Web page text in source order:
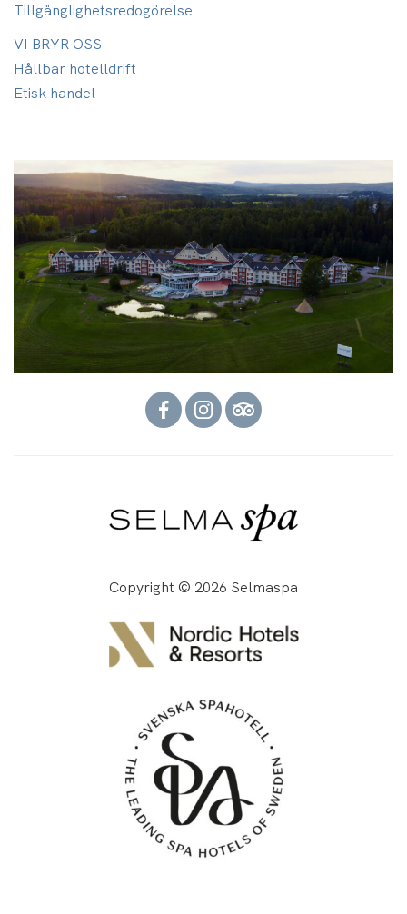
Tillgänglighets­redogörelse
VI BRYR OSS
Hållbar hotelldrift
Etisk handel
Copyright © 2026 Selmaspa